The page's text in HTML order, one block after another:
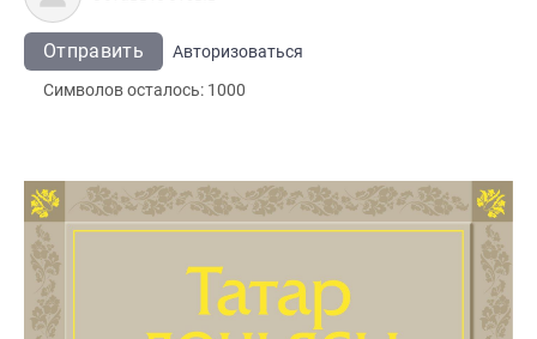
Отправить
Авторизоваться
Символов осталось: 1000